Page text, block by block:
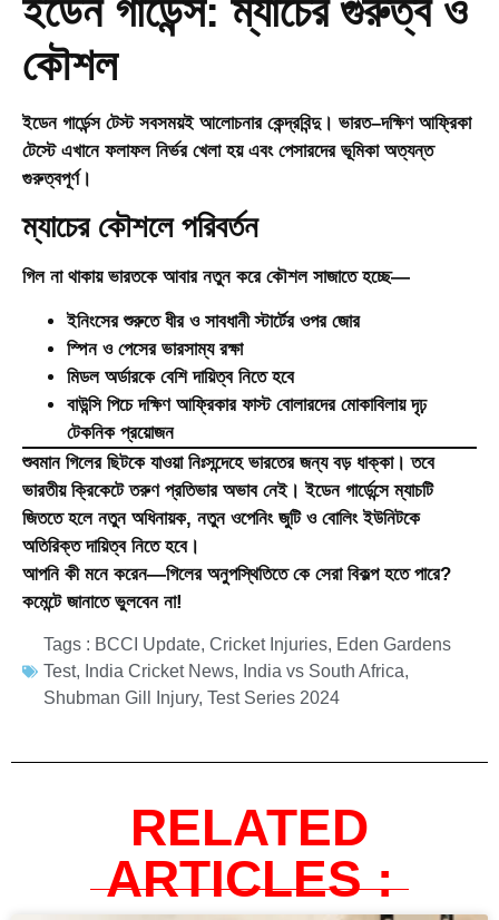
ইডেন গার্ডেন্স: ম্যাচের গুরুত্ব ও
কৌশল
ইডেন গার্ডেন্স টেস্ট সবসময়ই আলোচনার কেন্দ্রবিন্দু। ভারত–দক্ষিণ আফ্রিকা
টেস্টে এখানে ফলাফল নির্ভর খেলা হয় এবং পেসারদের ভূমিকা অত্যন্ত
গুরুত্বপূর্ণ।
ম্যাচের কৌশলে পরিবর্তন
গিল না থাকায় ভারতকে আবার নতুন করে কৌশল সাজাতে হচ্ছে—
ইনিংসের শুরুতে ধীর ও সাবধানী স্টার্টের ওপর জোর
স্পিন ও পেসের ভারসাম্য রক্ষা
মিডল অর্ডারকে বেশি দায়িত্ব নিতে হবে
বাউন্সি পিচে দক্ষিণ আফ্রিকার ফাস্ট বোলারদের মোকাবিলায় দৃঢ়
টেকনিক প্রয়োজন
শুবমান গিলের ছিটকে যাওয়া নিঃসন্দেহে ভারতের জন্য বড় ধাক্কা। তবে
ভারতীয় ক্রিকেটে তরুণ প্রতিভার অভাব নেই। ইডেন গার্ডেন্সে ম্যাচটি
জিততে হলে নতুন অধিনায়ক, নতুন ওপেনিং জুটি ও বোলিং ইউনিটকে
অতিরিক্ত দায়িত্ব নিতে হবে।
আপনি কী মনে করেন—গিলের অনুপস্থিতিতে কে সেরা বিকল্প হতে পারে?
কমেন্টে জানাতে ভুলবেন না!
Tags : BCCI Update, Cricket Injuries, Eden Gardens
Test, India Cricket News, India vs South Africa,
Shubman Gill Injury, Test Series 2024
RELATED
ARTICLES :